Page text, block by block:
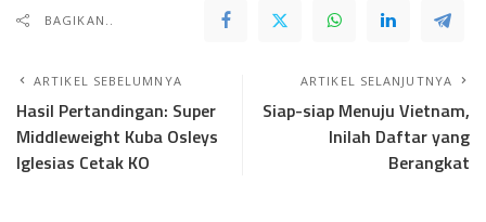
BAGIKAN..
ARTIKEL SEBELUMNYA
Hasil Pertandingan: Super
Middleweight Kuba Osleys
Iglesias Cetak KO
ARTIKEL SELANJUTNYA
Siap-siap Menuju Vietnam,
Inilah Daftar yang
Berangkat